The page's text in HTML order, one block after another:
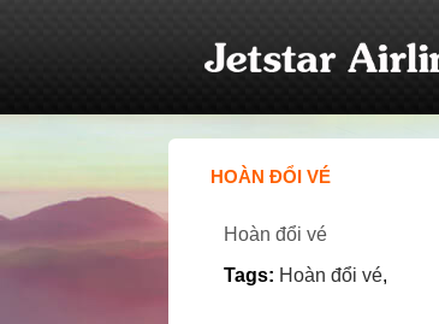
HOÀN ĐỔI VÉ
Hoàn đổi vé
Tags: Hoàn đổi vé,